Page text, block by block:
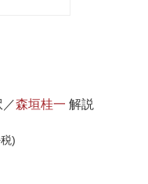
／森垣桂一 解説
)